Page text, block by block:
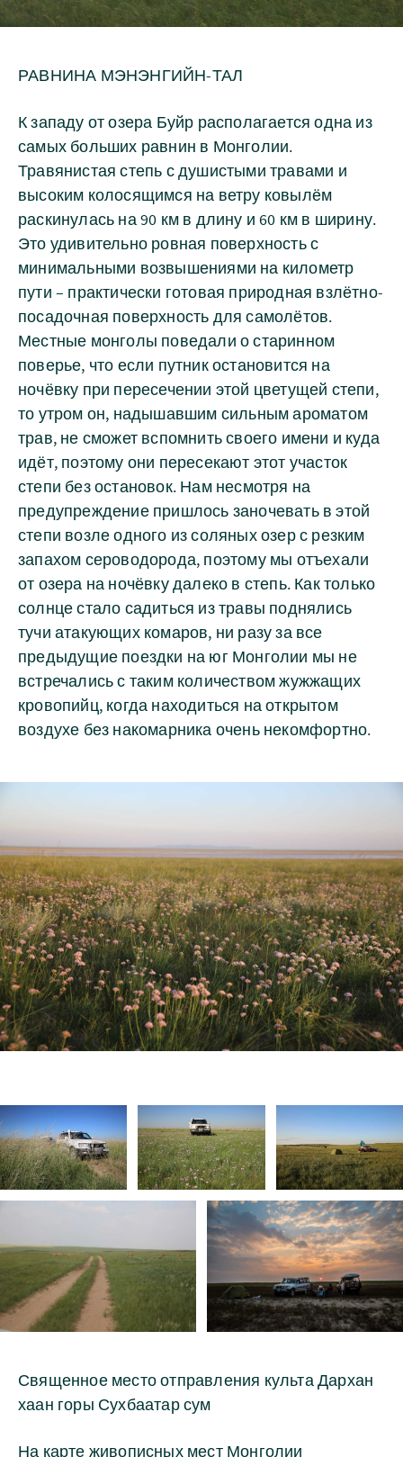
РАВНИНА МЭНЭНГИЙН-ТАЛ
К западу от озера Буйр располагается одна из
самых больших равнин в Монголии.
Травянистая степь с душистыми травами и
высоким колосящимся на ветру ковылём
раскинулась на 90 км в длину и 60 км в ширину.
Это удивительно ровная поверхность с
минимальными возвышениями на километр
пути – практически готовая природная взлётно-
посадочная поверхность для самолётов.
Местные монголы поведали о старинном
поверье, что если путник остановится на
ночёвку при пересечении этой цветущей степи,
то утром он, надышавшим сильным ароматом
трав, не сможет вспомнить своего имени и куда
идёт, поэтому они пересекают этот участок
степи без остановок. Нам несмотря на
предупреждение пришлось заночевать в этой
степи возле одного из соляных озер с резким
запахом сероводорода, поэтому мы отъехали
от озера на ночёвку далеко в степь. Как только
солнце стало садиться из травы поднялись
тучи атакующих комаров, ни разу за все
предыдущие поездки на юг Монголии мы не
встречались с таким количеством жужжащих
кровопийц, когда находиться на открытом
воздухе без накомарника очень некомфортно.
Священное место отправления культа Дархан
хаан горы Сухбаатар сум
На карте живописных мест Монголии